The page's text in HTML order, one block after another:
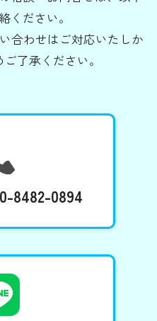
ください。
合わせはご対応いたしか
了承ください。
8482-0894